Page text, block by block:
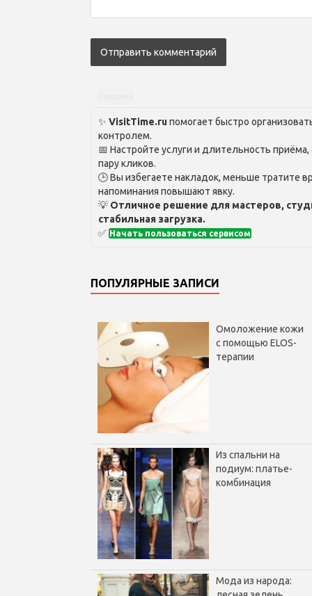
✨ VisitTime.ruпомогает быстро
контролем.
📅 Настройте услуги и длительность
пару кликов.
🕒 Вы избегаете накладок, меньше тратите
напоминания повышают явку.
💡 Отличное решение для мастеров,
стабильная загрузка.
✅ Начать пользоваться сервисом
ПОПУЛЯРНЫЕ ЗАПИСИ
Омоложение кожи
с помощью ELOS-
терапии
Из спальни на
подиум: платье-
комбинация
Мода из народа: